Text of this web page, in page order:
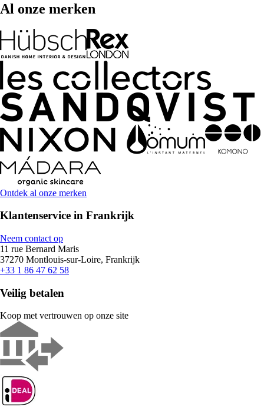
Al onze merken
Ontdek al onze merken
Klantenservice in Frankrijk
Neem contact op
11 rue Bernard Maris
37270 Montlouis-sur-Loire, Frankrijk
+33 1 86 47 62 58
Veilig betalen
Koop met vertrouwen op onze site